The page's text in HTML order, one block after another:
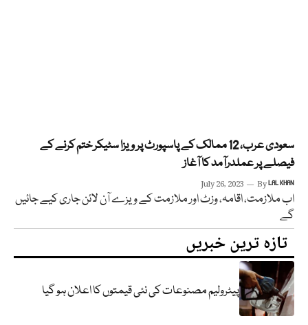
سعودی عرب، 12 ممالک کے پاسپورٹ پر ویزا سٹیکر ختم کرنے کے
فیصلے پر عملدرآمد کا آغاز
July 26, 2023 ByLAL KHAN
اب ملازمت، اقامہ، وزٹ اور ملازمت کے ویزے آن لائن جاری کیے جائیں
گے
تازہ ترین خبریں
پیٹرولیم مصنوعات کی نئی قیمتوں کا اعلان ہو گیا